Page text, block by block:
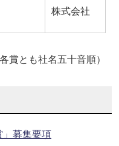
株式会社
各賞とも社名五十音順）
」募集要項